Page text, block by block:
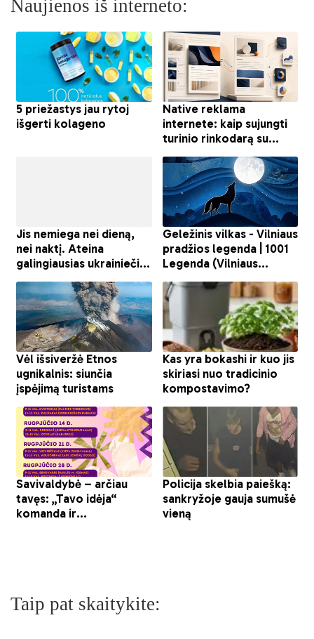
Naujienos iš interneto:
Taip pat skaitykite: